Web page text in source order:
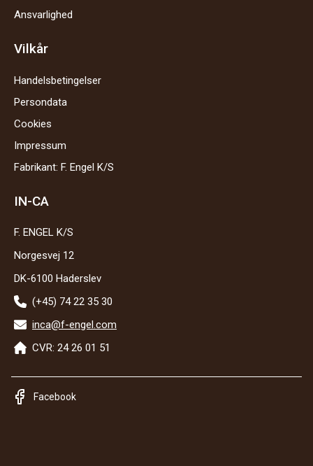
Ansvarlighed
Vilkår
Handelsbetingelser
Persondata
Cookies
Impressum
Fabrikant: F. Engel K/S
IN-CA
F. ENGEL K/S
Norgesvej 12
DK-6100 Haderslev
(+45) 74 22 35 30
inca@f-engel.com
CVR: 24 26 01 51
Facebook